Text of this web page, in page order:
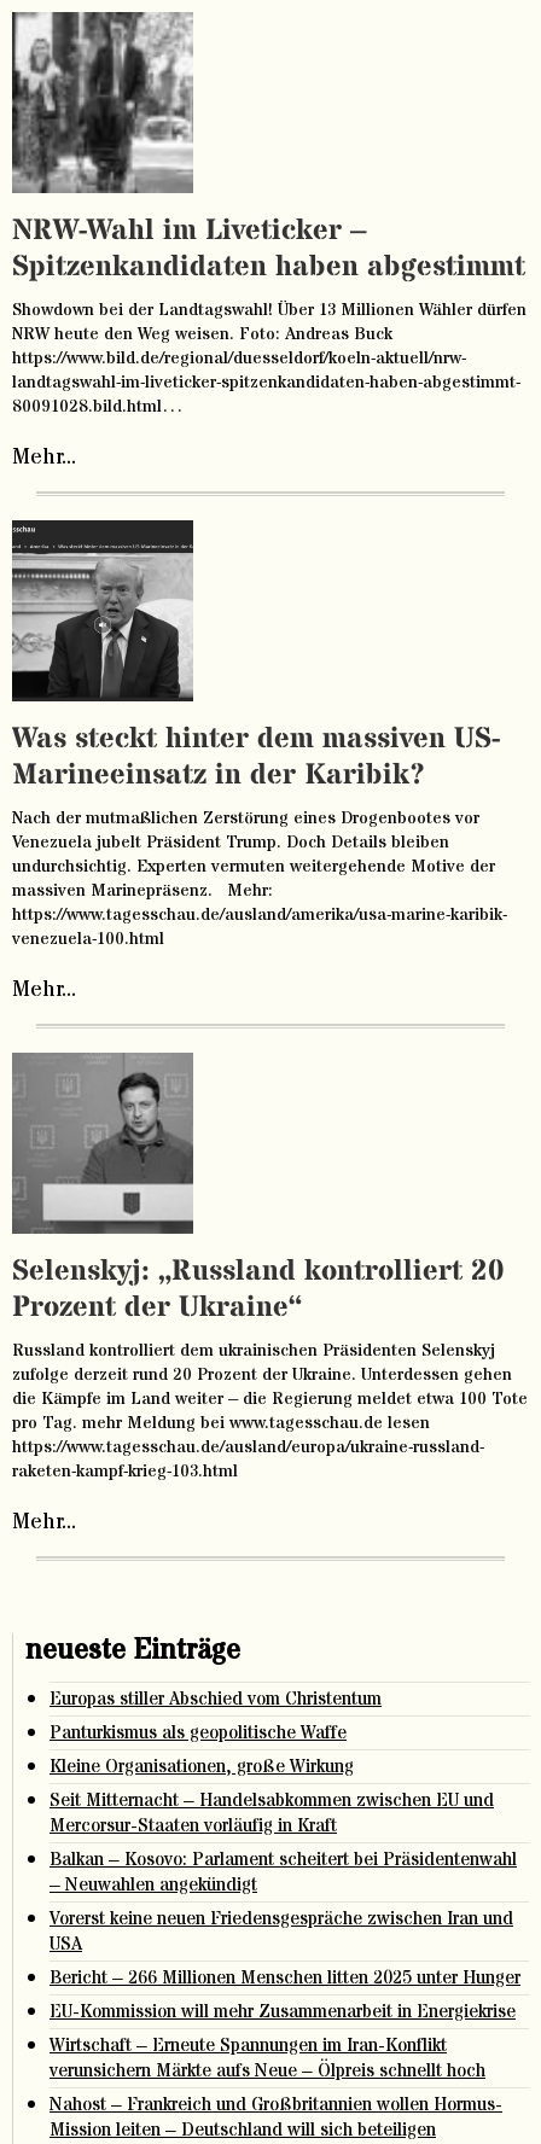
NRW-Wahl im Liveticker –
Spitzenkandidaten haben abgestimmt
Showdown bei der Landtagswahl! Über 13 Millionen Wähler dürfen
NRW heute den Weg weisen. Foto: Andreas Buck
https://www.bild.de/regional/duesseldorf/koeln-aktuell/nrw-
landtagswahl-im-liveticker-spitzenkandidaten-haben-abgestimmt-
80091028.bild.html…
Mehr...
Was steckt hinter dem massiven US-
Marineeinsatz in der Karibik?
Nach der mutmaßlichen Zerstörung eines Drogenbootes vor
Venezuela jubelt Präsident Trump. Doch Details bleiben
undurchsichtig. Experten vermuten weitergehende Motive der
massiven Marinepräsenz. Mehr:
https://www.tagesschau.de/ausland/amerika/usa-marine-karibik-
venezuela-100.html
Mehr...
Selenskyj: „Russland kontrolliert 20
Prozent der Ukraine“
Russland kontrolliert dem ukrainischen Präsidenten Selenskyj
zufolge derzeit rund 20 Prozent der Ukraine. Unterdessen gehen
die Kämpfe im Land weiter – die Regierung meldet etwa 100 Tote
pro Tag. mehr Meldung bei www.tagesschau.de lesen
https://www.tagesschau.de/ausland/europa/ukraine-russland-
raketen-kampf-krieg-103.html
Mehr...
neueste Einträge
Europas stiller Abschied vom Christentum
Panturkismus als geopolitische Waffe
Kleine Organisationen, große Wirkung
Seit Mitternacht – Handelsabkommen zwischen EU und
Mercorsur-Staaten vorläufig in Kraft
Balkan – Kosovo: Parlament scheitert bei Präsidentenwahl
– Neuwahlen angekündigt
Vorerst keine neuen Friedensgespräche zwischen Iran und
USA
Bericht – 266 Millionen Menschen litten 2025 unter Hunger
EU-Kommission will mehr Zusammenarbeit in Energiekrise
Wirtschaft – Erneute Spannungen im Iran-Konflikt
verunsichern Märkte aufs Neue – Ölpreis schnellt hoch
Nahost – Frankreich und Großbritannien wollen Hormus-
Mission leiten – Deutschland will sich beteiligen